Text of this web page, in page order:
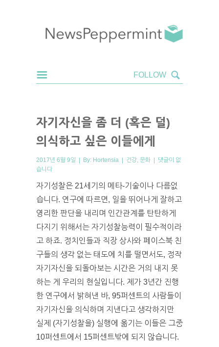
자기자신을 좀 더 (혹은 덜)
의식하고 싶은 이들에게
2017년 6월 9일 | By: Hortensia | 건강 문화 | 댓글이 없
습니다
자기성찰은 21세기의 메타-기술이나 다름없
습니다. 연구에 따르면, 일을 뛰어나게 잘하고
영리한 판단을 내리며 인간관계를 탄탄하게
다지기 위해서는 자기성찰능력이 필수적이라
고 하죠. 정치인들과 직장 상사와 페이스북 친
구들의 생각 없는 태도에 치를 떨면서도, 정작
자기자신을 되돌아보는 시간은 거의 내지 못
하는 게 우리의 현실입니다. 제가 3년간 진행
한 연구에서 밝혀낸 바, 95퍼센트의 사람들이
자기자신을 의식하며 지낸다고 생각하지만
실제 (자기성찰을) 실행에 옮기는 이들은 그중
10퍼센트에서 15퍼센트밖에 되지 않습니다.